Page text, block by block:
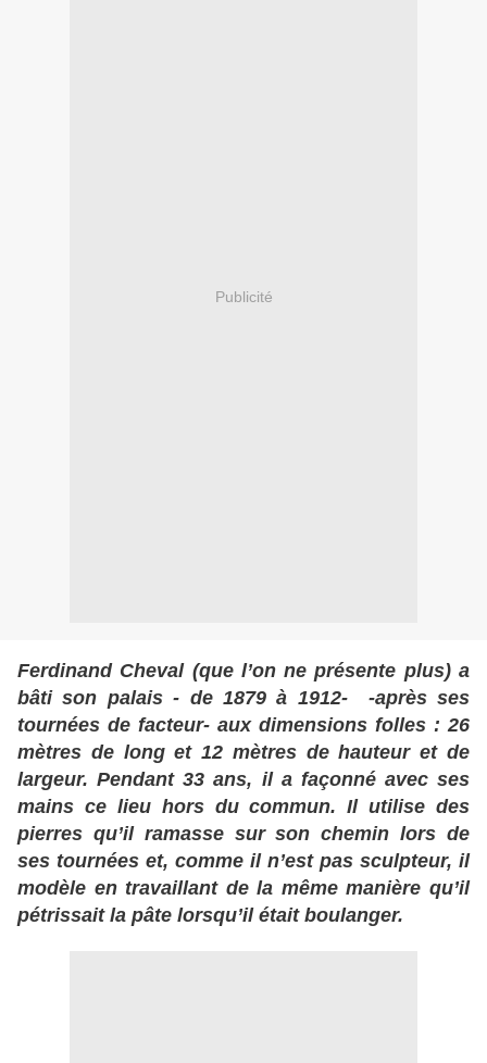
Publicité
Ferdinand Cheval (que l’on ne présente plus) a
bâti son palais - de 1879 à 1912- -après ses
tournées de facteur- aux dimensions folles : 26
mètres de long et 12 mètres de hauteur et de
largeur. Pendant 33 ans, il a façonné avec ses
mains ce lieu hors du commun. Il utilise des
pierres qu’il ramasse sur son chemin lors de
ses tournées et, comme il n’est pas sculpteur, il
modèle en travaillant de la même manière qu’il
pétrissait la pâte lorsqu’il était boulanger.